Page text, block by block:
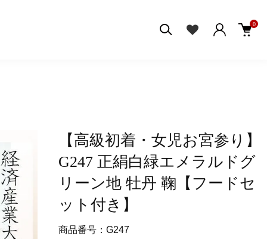
0
【高級初着・女児お宮参り】
G247 正絹白緑エメラルドグ
リーン地 牡丹 鞠【フードセ
ット付き】
商品番号：G247